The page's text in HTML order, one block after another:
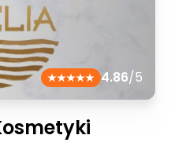
4.86/5